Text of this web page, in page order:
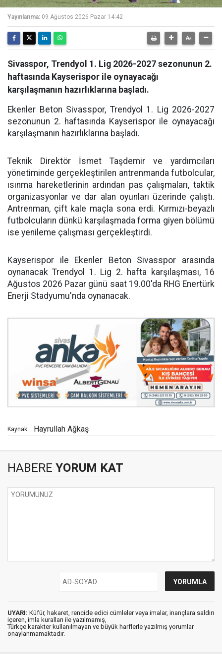
Yayınlanma: 09 Ağustos 2026 Pazar 14:42
Sivasspor, Trendyol 1. Lig 2026-2027 sezonunun 2.
haftasında Kayserispor ile oynayacağı
karşılaşmanın hazırlıklarına başladı.
Ekenler Beton Sivasspor, Trendyol 1. Lig 2026-2027
sezonunun 2. haftasında Kayserispor ile oynayacağı
karşılaşmanın hazırlıklarına başladı.
Teknik Direktör İsmet Taşdemir ve yardımcıları
yönetiminde gerçekleştirilen antrenmanda futbolcular,
ısınma hareketlerinin ardından pas çalışmaları, taktik
organizasyonlar ve dar alan oyunları üzerinde çalıştı.
Antrenman, çift kale maçla sona erdi. Kırmızı-beyazlı
futbolcuların dünkü karşılaşmada forma giyen bölümü
ise yenileme çalışması gerçekleştirdi.
Kayserispor ile Ekenler Beton Sivasspor arasında
oynanacak Trendyol 1. Lig 2. hafta karşılaşması, 16
Ağustos 2026 Pazar günü saat 19.00'da RHG Enertürk
Enerji Stadyumu'nda oynanacak.
Kaynak: Hayrullah Ağkaş
HABERE YORUM KAT
UYARI: Küfür, hakaret, rencide edici cümleler veya imalar, inançlara saldırı
içeren, imla kuralları ile yazılmamış,
Türkçe karakter kullanılmayan ve büyük harflerle yazılmış yorumlar
onaylanmamaktadır.